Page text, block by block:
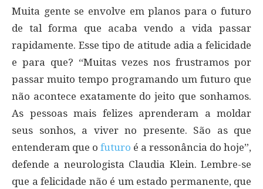
Muita gente se envolve em planos para o futuro
de tal forma que acaba vendo a vida passar
rapidamente. Esse tipo de atitude adia a felicidade
e para que? “Muitas vezes nos frustramos por
passar muito tempo programando um futuro que
não acontece exatamente do jeito que sonhamos.
As pessoas mais felizes aprenderam a moldar
seus sonhos, a viver no presente. São as que
entenderam que o futuro é a ressonância do hoje”,
defende a neurologista Claudia Klein. Lembre-se
que a felicidade não é um estado permanente, que